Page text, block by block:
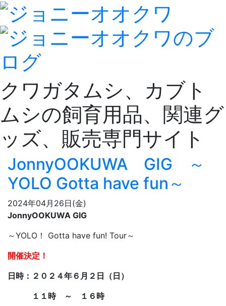
クワガタムシ、カブト
ムシの飼育用品、関連グ
ッズ、販売専門サイト
JonnyOOKUWA GIG ～
YOLO Gotta have fun～
2024年04月26日(金)
JonnyOOKUWA GIG
～YOLO！ Gotta have fun! Tour～
開催決定！
日時：２０２４年６月２日（日）
１１時 ～ １６時